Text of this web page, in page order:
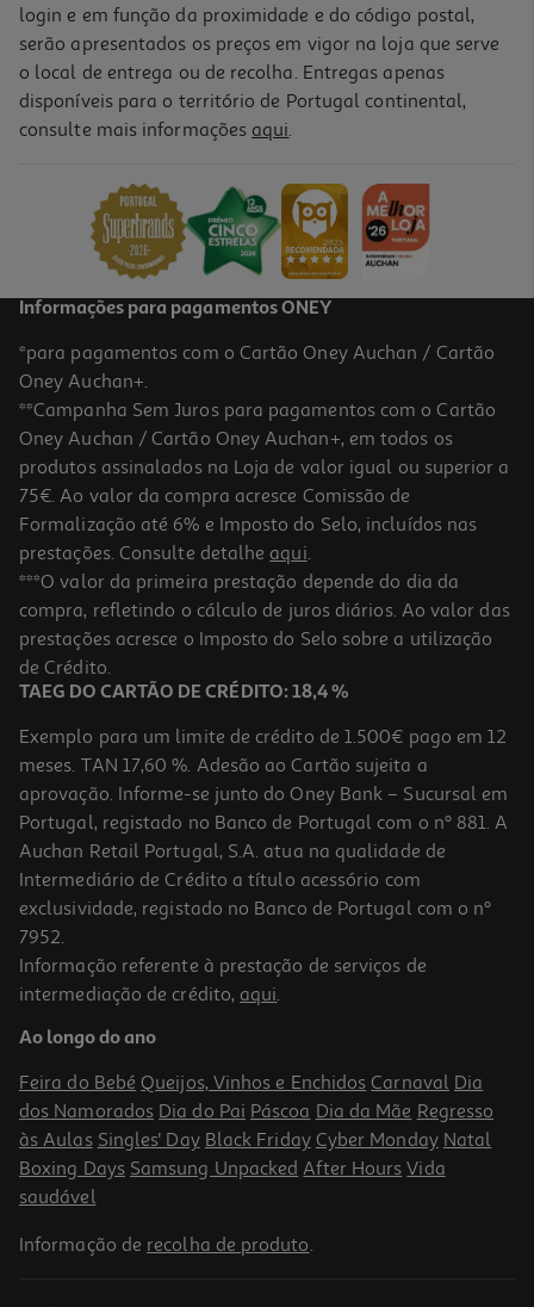
Brinquedo Para Gato Kong Crackles Gulpz
Brinquedo Gato Afp Ratinho Artigo Sortido
3.99 €/un
3,99 €
Brinquedo Gato Afp Cana C/meia
7.39 €/un
7,39 €
login e em função da proximidade e do código postal,
serão apresentados os preços em vigor na loja que serve
o local de entrega ou de recolha. Entregas apenas
disponíveis para o território de Portugal continental,
consulte mais informações aqui.
Informações para pagamentos ONEY
*para pagamentos com o Cartão Oney Auchan / Cartão
Oney Auchan+.
**Campanha Sem Juros para pagamentos com o Cartão
Oney Auchan / Cartão Oney Auchan+, em todos os
produtos assinalados na Loja de valor igual ou superior a
75€. Ao valor da compra acresce Comissão de
Formalização até 6% e Imposto do Selo, incluídos nas
prestações. Consulte detalhe aqui.
***O valor da primeira prestação depende do dia da
compra, refletindo o cálculo de juros diários. Ao valor das
prestações acresce o Imposto do Selo sobre a utilização
de Crédito.
TAEG DO CARTÃO DE CRÉDITO: 18,4 %
Exemplo para um limite de crédito de 1.500€ pago em 12
meses. TAN 17,60 %. Adesão ao Cartão sujeita a
aprovação. Informe-se junto do Oney Bank – Sucursal em
Portugal, registado no Banco de Portugal com o nº 881. A
Auchan Retail Portugal, S.A. atua na qualidade de
Intermediário de Crédito a título acessório com
exclusividade, registado no Banco de Portugal com o nº
7952.
Informação referente à prestação de serviços de
intermediação de crédito, aqui.
Ao longo do ano
Feira do Bebé Queijos, Vinhos e Enchidos Carnaval Dia
dos Namorados Dia do Pai Páscoa Dia da Mãe Regresso
às Aulas Singles' Day Black Friday Cyber Monday Natal
Boxing Days Samsung Unpacked After Hours Vida
saudável
Informação de recolha de produto.